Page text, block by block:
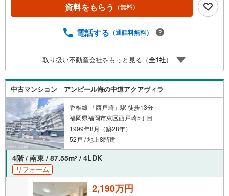
資料をもらう （無料）
電話する （通話料無料）
取り扱い不動産会社をもっと見る（全1社）
中古マンション アンピール海の中道アクアヴィラ
香椎線 「西戸崎」駅 徒歩13分
福岡県福岡市東区西戸崎5丁目
1999年8月（築28年）
52戸 / 地上8階建
4階 / 南東 / 87.55m2 / 4LDK
リフォーム
2,190万円